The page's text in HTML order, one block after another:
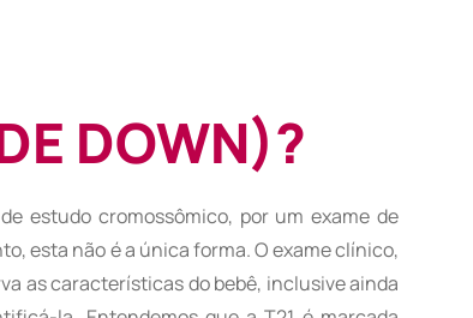
DOWN)?
estudo cromossômico, por um exame de
esta não é a única forma. O exame clínico,
as características do bebê, inclusive ainda